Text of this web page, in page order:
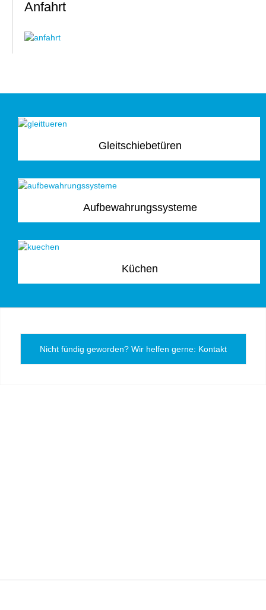
Anfahrt
Gleitschiebetüren
Aufbewahrungssysteme
Küchen
Nicht fündig geworden? Wir helfen gerne: Kontakt